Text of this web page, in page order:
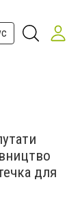
для